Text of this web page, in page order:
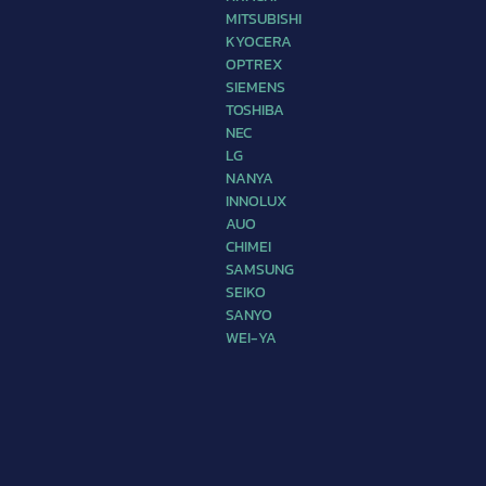
MITSUBISHI
KYOCERA
OPTREX
SIEMENS
TOSHIBA
NEC
LG
NANYA
INNOLUX
AUO
CHIMEI
SAMSUNG
SEIKO
SANYO
WEI-YA